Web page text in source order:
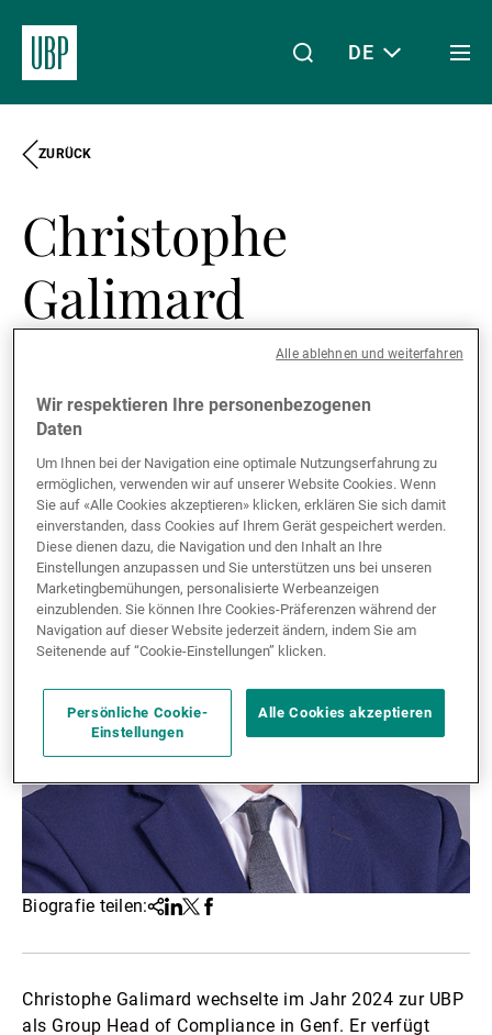
Über uns
Wealth Management
Externe Vermögensverwalter
Nachrichten und Insights
Kontakte
DE
ZURÜCK
Christophe
Galimard
Geneva, Schweiz
English, French
Biografie teilen:Teilen
Linkedin
Twitter
Facebook
Christophe Galimard wechselte im Jahr 2024 zur UBP
als Group Head of Compliance in Genf. Er verfügt
Wir respektieren Ihre personenbezogenen
Daten
Um Ihnen bei der Navigation eine optimale Nutzungserfahrung zu
ermöglichen, verwenden wir auf unserer Website Cookies. Wenn
Sie auf «Alle Cookies akzeptieren» klicken, erklären Sie sich damit
einverstanden, dass Cookies auf Ihrem Gerät gespeichert werden.
Diese dienen dazu, die Navigation und den Inhalt an Ihre
Einstellungen anzupassen und Sie unterstützen uns bei unseren
Marketingbemühungen, personalisierte Werbeanzeigen
einzublenden. Sie können Ihre Cookies-Präferenzen während der
Navigation auf dieser Website jederzeit ändern, indem Sie am
Seitenende auf “Cookie-Einstellungen” klicken.
Persönliche Cookie-
Einstellungen
Alle Cookies akzeptieren
Alle ablehnen und weiterfahren